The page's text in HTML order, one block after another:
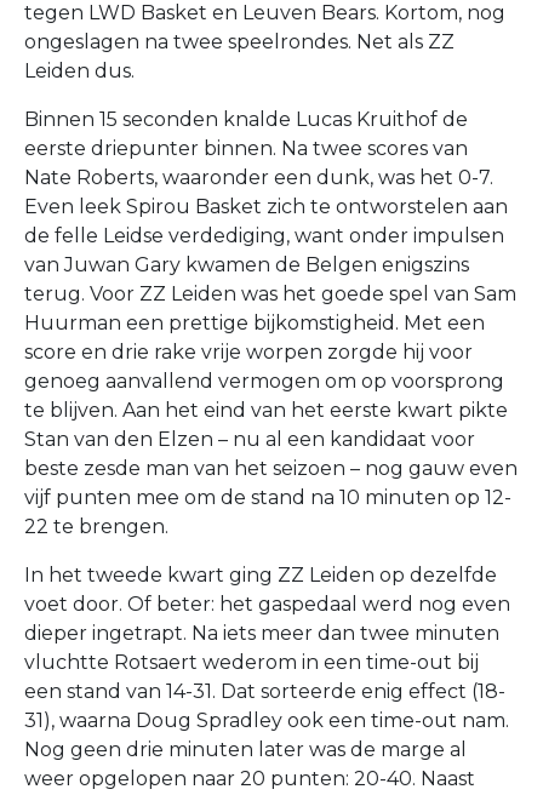
tegen LWD Basket en Leuven Bears. Kortom, nog
ongeslagen na twee speelrondes. Net als ZZ
Leiden dus.
Binnen 15 seconden knalde Lucas Kruithof de
eerste driepunter binnen. Na twee scores van
Nate Roberts, waaronder een dunk, was het 0-7.
Even leek Spirou Basket zich te ontworstelen aan
de felle Leidse verdediging, want onder impulsen
van Juwan Gary kwamen de Belgen enigszins
terug. Voor ZZ Leiden was het goede spel van Sam
Huurman een prettige bijkomstigheid. Met een
score en drie rake vrije worpen zorgde hij voor
genoeg aanvallend vermogen om op voorsprong
te blijven. Aan het eind van het eerste kwart pikte
Stan van den Elzen – nu al een kandidaat voor
beste zesde man van het seizoen – nog gauw even
vijf punten mee om de stand na 10 minuten op 12-
22 te brengen.
In het tweede kwart ging ZZ Leiden op dezelfde
voet door. Of beter: het gaspedaal werd nog even
dieper ingetrapt. Na iets meer dan twee minuten
vluchtte Rotsaert wederom in een time-out bij
een stand van 14-31. Dat sorteerde enig effect (18-
31), waarna Doug Spradley ook een time-out nam.
Nog geen drie minuten later was de marge al
weer opgelopen naar 20 punten: 20-40. Naast